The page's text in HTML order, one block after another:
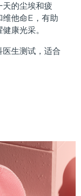
天的尘埃和疲
他命E，有助
康光采。
生测试，适合
device
Prep Gel
gelSolution
理
lips
device
Set
& 18% PAP gel
预计送达日期8/9/26
预计送达日期 8/7/26
预计送达日期 8/9/26